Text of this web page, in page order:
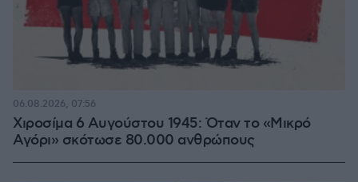
Χιροσίμα 6 Αυγούστου 1945: Όταν το «Μικρό
Αγόρι» σκότωσε 80.000 ανθρώπους
06.08.2026, 07:56